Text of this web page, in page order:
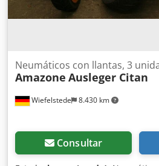
Wiefelstede 8.430 km
Neumáticos con llantas, 3
Amazone Ausleger Citan
Consultar